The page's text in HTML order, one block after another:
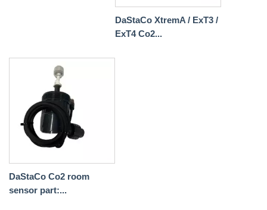
DaStaCo XtremA / ExT3 /
ExT4 Co2...
DaStaCo Co2 room
sensor part:...